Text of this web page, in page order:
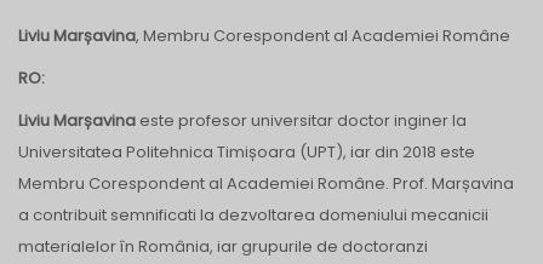
Liviu Marșavina, Membru Corespondent al Academiei Române
RO:
Liviu Marșavina este profesor universitar doctor inginer la
Universitatea Politehnica Timișoara (UPT), iar din 2018 este
Membru Corespondent al Academiei Române. Prof. Marșavina
a contribuit semnificati la dezvoltarea domeniului mecanicii
materialelor în România, iar grupurile de doctoranzi